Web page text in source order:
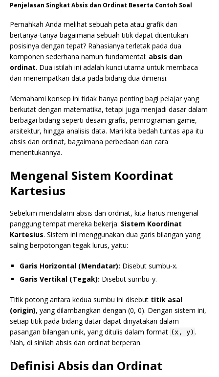
Penjelasan Singkat Absis dan Ordinat Beserta Contoh Soal
Pernahkah Anda melihat sebuah peta atau grafik dan
bertanya-tanya bagaimana sebuah titik dapat ditentukan
posisinya dengan tepat? Rahasianya terletak pada dua
komponen sederhana namun fundamental: absis dan
ordinat. Dua istilah ini adalah kunci utama untuk membaca
dan menempatkan data pada bidang dua dimensi.
Memahami konsep ini tidak hanya penting bagi pelajar yang
berkutat dengan matematika, tetapi juga menjadi dasar dalam
berbagai bidang seperti desain grafis, pemrograman game,
arsitektur, hingga analisis data. Mari kita bedah tuntas apa itu
absis dan ordinat, bagaimana perbedaan dan cara
menentukannya.
Mengenal Sistem Koordinat
Kartesius
Sebelum mendalami absis dan ordinat, kita harus mengenal
panggung tempat mereka bekerja: Sistem Koordinat
Kartesius. Sistem ini menggunakan dua garis bilangan yang
saling berpotongan tegak lurus, yaitu:
Garis Horizontal (Mendatar): Disebut sumbu-x.
Garis Vertikal (Tegak): Disebut sumbu-y.
Titik potong antara kedua sumbu ini disebut titik asal
(origin), yang dilambangkan dengan (0, 0). Dengan sistem ini,
setiap titik pada bidang datar dapat dinyatakan dalam
pasangan bilangan unik, yang ditulis dalam format (x, y).
Nah, di sinilah absis dan ordinat berperan.
Definisi Absis dan Ordinat